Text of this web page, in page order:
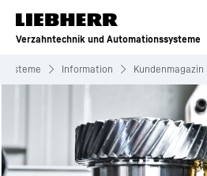
Zum Inhalt springen
Verzahntechnik und Automationssysteme
Information Kundenmagazin